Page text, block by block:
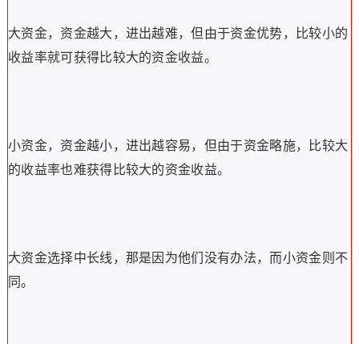
大资金，资金越大，进出越难，但由于资金优势，比较小的
收益率就可获得比较大的资金收益。
小资金，资金越小，进出越容易，但由于资金略施，比较大
的收益率也难获得比较大的资金收益。
大资金选择中长线，那是因为他们没有办法，而小资金则不
同。